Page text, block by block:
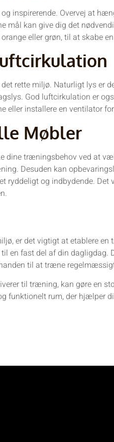
inspirerende. Overvej at
mål kan give dig det
eller grøn, til at skabe
rette miljø. Naturligt lys er
God luftcirkulation er
eller installere en ventilator
Møbler
dine træningsbehov ved at
Desuden kan
ryddeligt og indbydende. Det
er det vigtigt at etablere
en fast del af din dagligdag.
til at træne
til træning, kan gøre en
funktionelt rum, der hjælper